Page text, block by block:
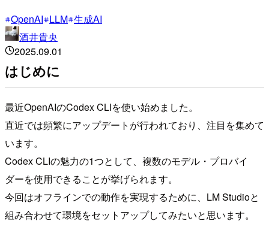
OpenAI LLM 生成AI
酒井貴央
2025.09.01
はじめに
最近OpenAIのCodex CLIを使い始めました。
直近では頻繁にアップデートが行われており、注目を集めて
います。
Codex CLIの魅力の1つとして、複数のモデル・プロバイ
ダーを使用できることが挙げられます。
今回はオフラインでの動作を実現するために、LM Studioと
組み合わせて環境をセットアップしてみたいと思います。